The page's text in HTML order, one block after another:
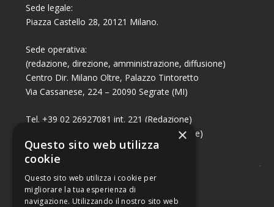
Sede legale:
Piazza Castello 28, 20121 Milano.
Sede operativa:
(redazione, direzione, amministrazione, diffusione)
Centro Dir. Milano Oltre, Palazzo Tintoretto
Via Cassanese, 224 – 20090 Segrate (MI)
Tel. +39 02 26927081 int. 221 (Redazione)
Tel. +39 02 26927081 int. 224 (Commerciale)
Fax +39 02 26951006
×
Questo sito web utilizza
cookie
Questo sito web utilizza i cookie per
migliorare la tua esperienza di
navigazione. Utilizzando il nostro sito web